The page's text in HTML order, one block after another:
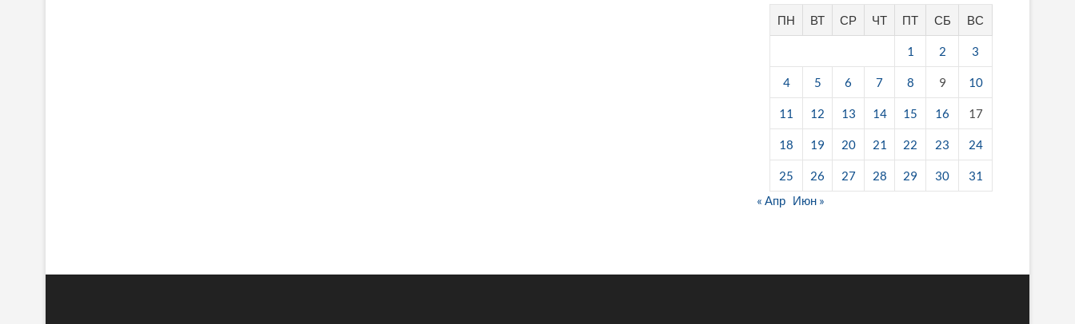
ПН ВТ СР ЧТ ПТ СБ ВС
1 2 3
4 5 6 7 8 9 10
11 12 13 14 15 16 17
18 19 20 21 22 23 24
25 26 27 28 29 30
31
« Апр Июн »